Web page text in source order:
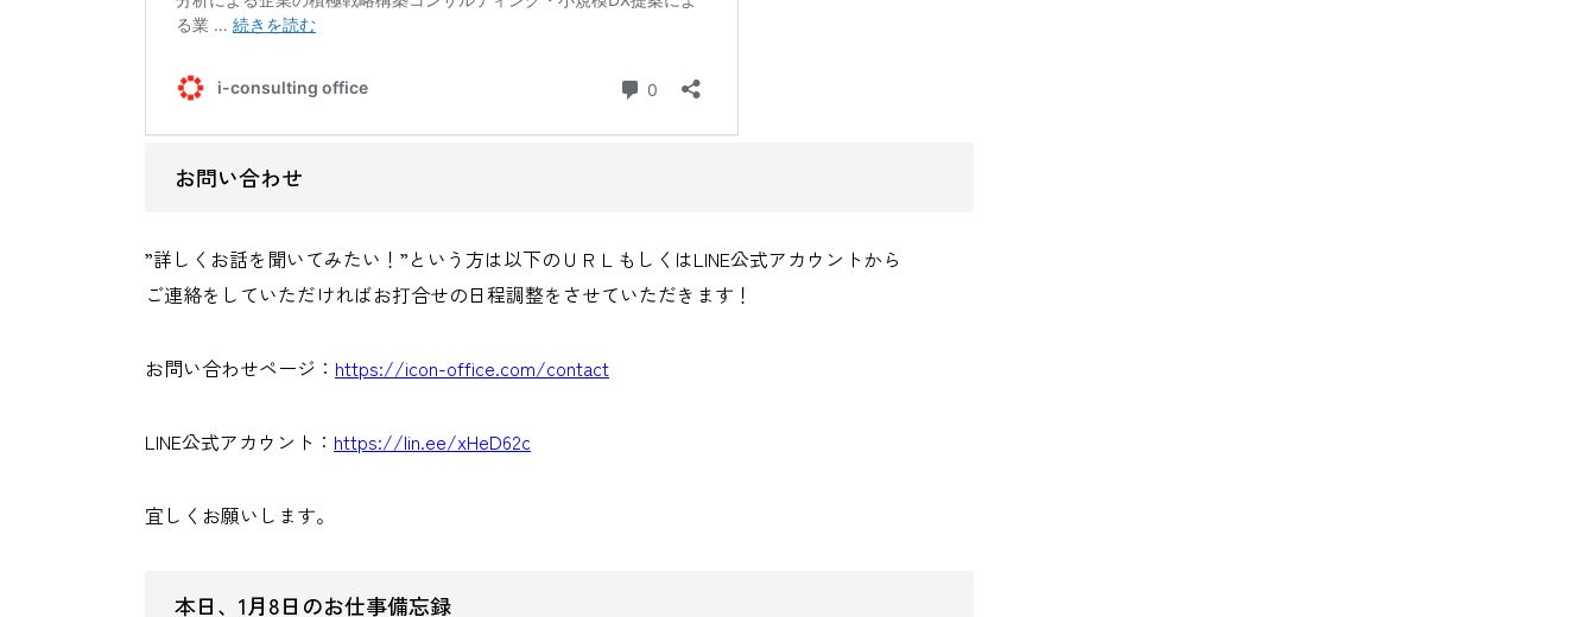
お問い合わせ
”詳しくお話を聞いてみたい！”という方は以下のＵＲＬもしくはLINE公式アカウントから
ご連絡をしていただければお打合せの日程調整をさせていただきます！
お問い合わせページ： https://icon-office.com/contact
LINE公式アカウント： https://lin.ee/xHeD62c
宜しくお願いします。
本日、1月8日のお仕事備忘録